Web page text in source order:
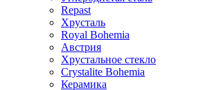
Repast
Хрусталь
Royal Bohemia
Австрия
Хрустальное стекло
Crystalite Bohemia
Керамика